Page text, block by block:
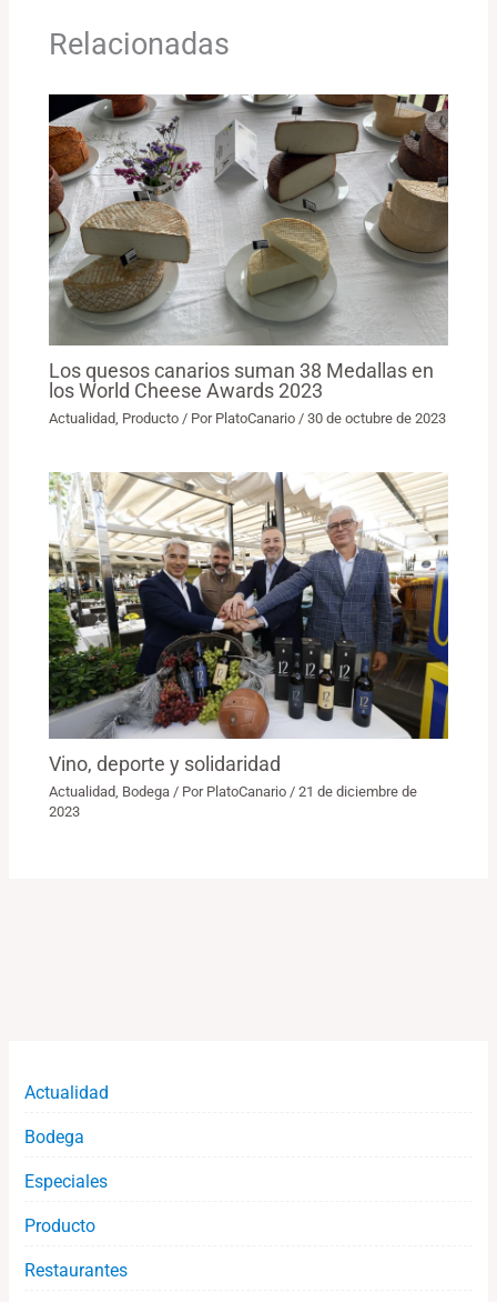
Relacionadas
Los quesos canarios suman 38 Medallas en
los World Cheese Awards 2023
Actualidad Producto / Por PlatoCanario /30 de octubre de 2023
Vino, deporte y solidaridad
Actualidad Bodega / Por PlatoCanario /21 de diciembre de
2023
Actualidad
Bodega
Especiales
Producto
Restaurantes